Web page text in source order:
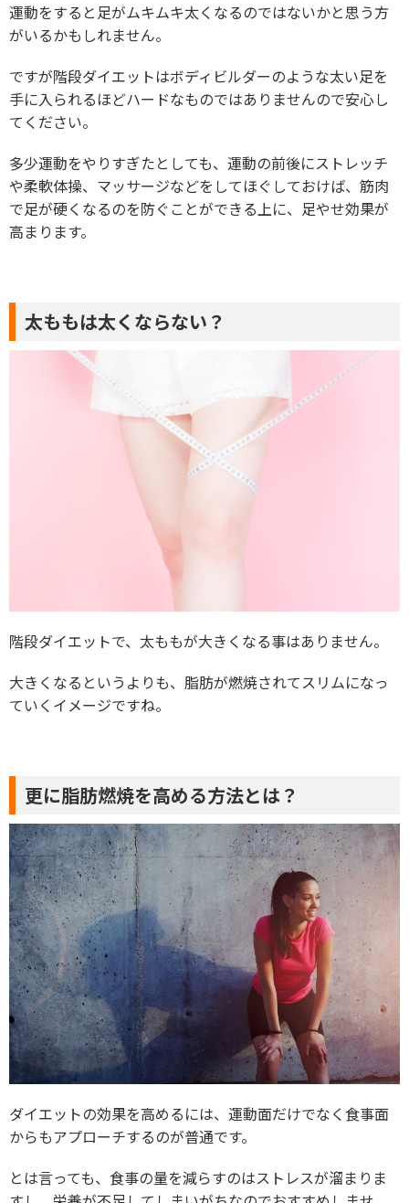
運動をすると足がムキムキ太くなるのではないかと思う方
がいるかもしれません。
ですが階段ダイエットはボディビルダーのような太い足を
手に入られるほどハードなものではありませんので安心し
てください。
多少運動をやりすぎたとしても、運動の前後にストレッチ
や柔軟体操、マッサージなどをしてほぐしておけば、筋肉
で足が硬くなるのを防ぐことができる上に、足やせ効果が
高まります。
太ももは太くならない？
階段ダイエットで、太ももが大きくなる事はありません。
大きくなるというよりも、脂肪が燃焼されてスリムになっ
ていくイメージですね。
更に脂肪燃焼を高める方法とは？
ダイエットの効果を高めるには、運動面だけでなく食事面
からもアプローチするのが普通です。
とは言っても、食事の量を減らすのはストレスが溜まりま